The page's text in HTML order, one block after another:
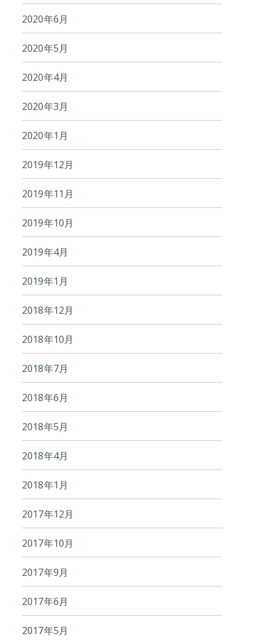
2020年6月
2020年5月
2020年4月
2020年3月
2020年1月
2019年12月
2019年11月
2019年10月
2019年4月
2019年1月
2018年12月
2018年10月
2018年7月
2018年6月
2018年5月
2018年4月
2018年1月
2017年12月
2017年10月
2017年9月
2017年6月
2017年5月